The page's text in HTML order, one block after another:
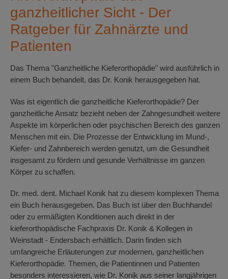
ganzheitlicher Sicht - Der
Ratgeber für Zahnärzte und
Patienten
Das Thema "Ganzheitliche Kieferorthopädie" wird ausführlich in
einem Buch behandelt, das Dr. Konik herausgegeben hat.
Was ist eigentlich die ganzheitliche Kieferorthopädie? Der
ganzheitliche Ansatz bezieht neben der Zahngesundheit weitere
Aspekte im körperlichen oder psychischen Bereich des ganzen
Menschen mit ein. Die Prozesse der Entwicklung im Mund-,
Kiefer- und Zahnbereich werden genutzt, um die Gesundheit
insgesamt zu fördern und gesunde Verhältnisse im ganzen
Körper zu schaffen.
Dr. med. dent. Michael Konik hat zu diesem komplexen Thema
ein Buch herausgegeben. Das Buch ist über den Buchhandel
oder zu ermäßigten Konditionen auch direkt in der
kieferorthopädische Fachpraxis Dr. Konik & Kollegen in
Weinstadt - Endersbach erhältlich. Darin finden sich
umfangreiche Erläuterungen zur modernen, ganzheitlichen
Kieferorthopädie. Themen, die Patientinnen und Patienten
besonders interessieren, wie Dr. Konik aus seiner langjährigen